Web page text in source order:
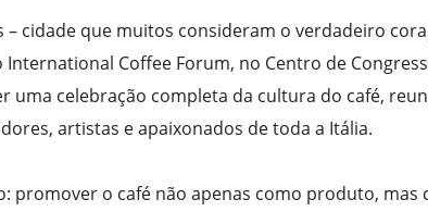
– cidade que muitos consideram o verdadeiro
International Coffee Forum, no Centro de
uma celebração completa da cultura do café,
artistas e apaixonados de toda a Itália.
promover o café não apenas como produto,